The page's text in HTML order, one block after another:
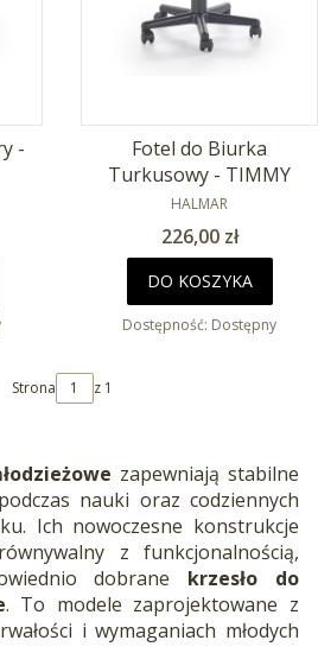
-
Fotel do Biurka
Turkusowy - TIMMY
PRODUCENT
HALMAR
Cena
226,00 zł
DO KOSZYKA
Dostępność: Dostępny
Strona z 1
zapewniają stabilne
nauki oraz codziennych
Ich nowoczesne konstrukcje
z funkcjonalnością,
dobrane krzesło do
. To modele zaprojektowane z
i wymaganiach młodych